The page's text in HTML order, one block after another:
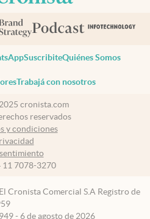
SuscribiteQuiénes Somos
Trabajá con nosotros
cronista.com
reservados
y condiciones
11 7078-3270
Cronista Comercial S.A Registro de
- 6 de agosto de 2026